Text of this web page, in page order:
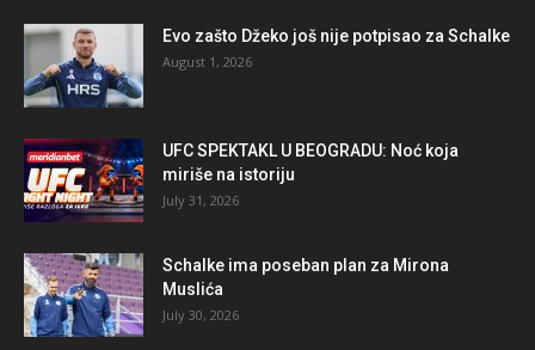
Evo zašto Džeko još nije potpisao za Schalke
August 1, 2026
UFC SPEKTAKL U BEOGRADU: Noć koja
miriše na istoriju
July 31, 2026
Schalke ima poseban plan za Mirona
Muslića
July 30, 2026